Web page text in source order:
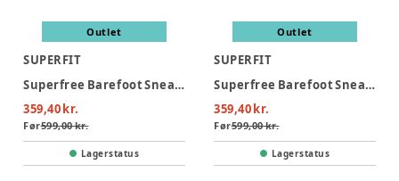
Outlet
SUPERFIT
Superfree Barefoot Sneaker - Lysegrøn/Hvid
359,40 kr.
Før599,00 kr.
Lagerstatus
Outlet
SUPERFIT
Superfree Barefoot Sneaker - Brun/Hvid
359,40 kr.
Før599,00 kr.
Lagerstatus